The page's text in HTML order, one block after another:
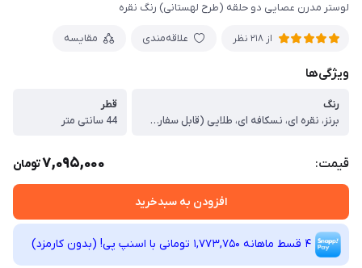
لوستر مدرن عصایی دو حلقه (طرح لهستانی) رنگ نقره
از 218 نظر علاقه‌مندی مقایسه
ویژگی‌ها
رنگ
برنز، نقره ای، نسکافه ای، طلایی (قابل سفارش)
قطر
44 سانتی متر
قیمت: 7,095,000تومان
افزودن به سبدخرید
4 قسط ماهانه 1,773,750 تومانی با اسنپ ‌پی! (بدون کارمزد)